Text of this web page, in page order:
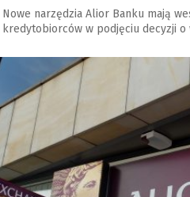
Nowe narzędzia Alior Banku mają
kredytobiorców w podjęciu decyzji